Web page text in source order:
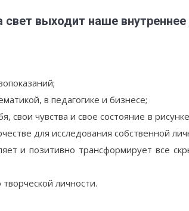
выходит наше внутреннее
в педагогике и бизнесе;
свои чувства и свое состояние в
для исследования собственной
и позитивно трансформирует все
личности.